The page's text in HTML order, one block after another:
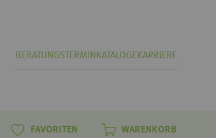
BERATUNGSTERMIN KATALOGEKARRIERE
FAVORITEN WARENKORB